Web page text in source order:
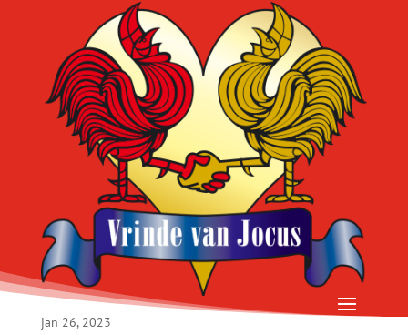
Motto 2023: “Good veur ‘t gemood”
jan 26, 2023